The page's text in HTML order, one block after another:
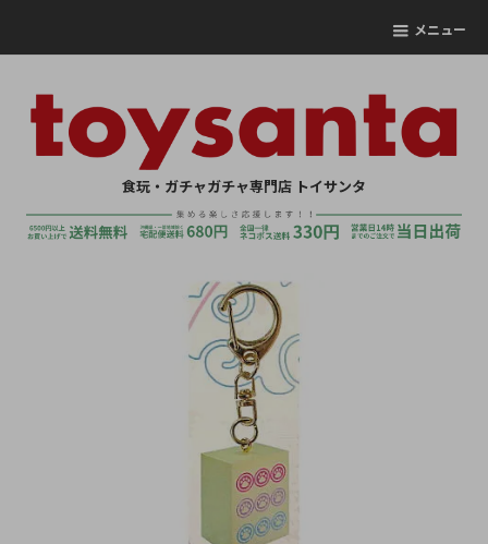
メニュー
食玩・ガチャガチャ専門店 トイサンタ